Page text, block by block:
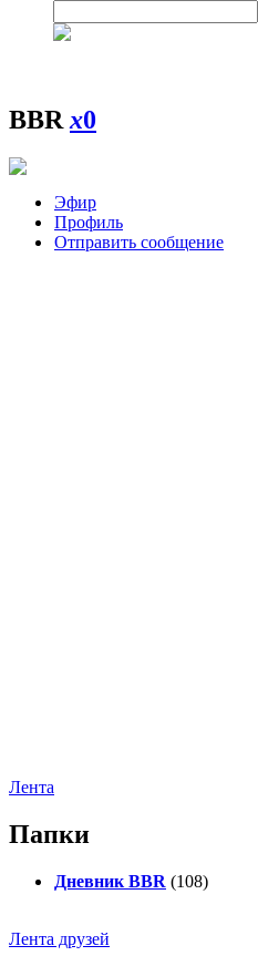
BBRx0
Эфир
Профиль
Отправить сообщение
Лента
Папки
Дневник BBR (108)
Лента друзей